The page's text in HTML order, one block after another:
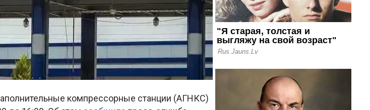
компрессорные станции (АГНКС)